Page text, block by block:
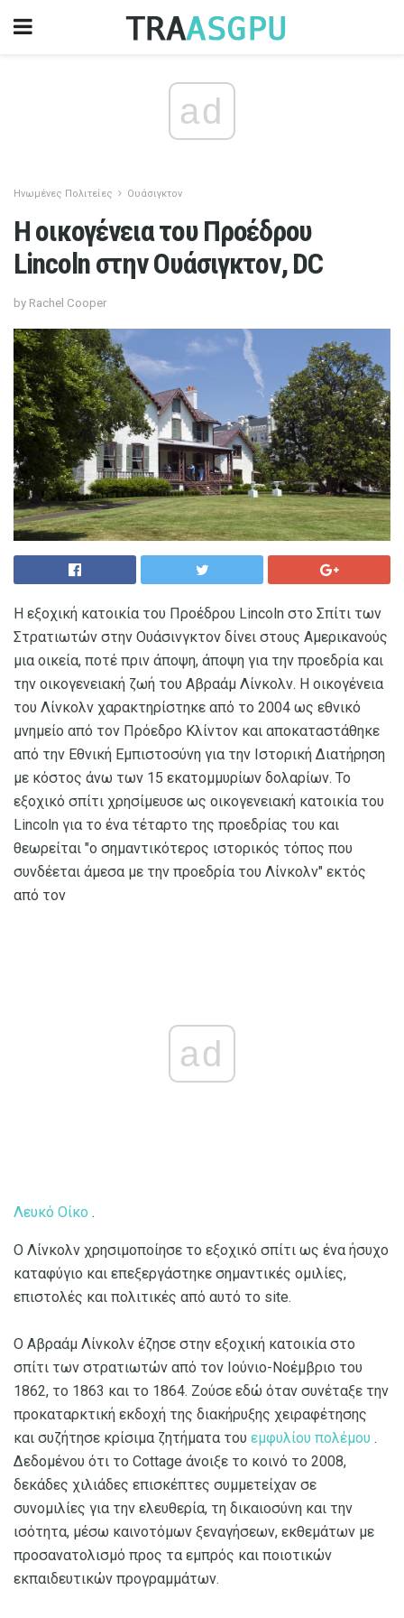
ad
Ηνωμένες Πολιτείες Ουάσιγκτον
Η οικογένεια του Προέδρου
Lincoln στην Ουάσιγκτον, DC
by Rachel Cooper
Η εξοχική κατοικία του Προέδρου Lincoln στο Σπίτι των
Στρατιωτών στην Ουάσινγκτον δίνει στους Αμερικανούς
μια οικεία, ποτέ πριν άποψη, άποψη για την προεδρία και
την οικογενειακή ζωή του Αβραάμ Λίνκολν. Η οικογένεια
του Λίνκολν χαρακτηρίστηκε από το 2004 ως εθνικό
μνημείο από τον Πρόεδρο Κλίντον και αποκαταστάθηκε
από την Εθνική Εμπιστοσύνη για την Ιστορική Διατήρηση
με κόστος άνω των 15 εκατομμυρίων δολαρίων. Το
εξοχικό σπίτι χρησίμευσε ως οικογενειακή κατοικία του
Lincoln για το ένα τέταρτο της προεδρίας του και
θεωρείται "ο σημαντικότερος ιστορικός τόπος που
συνδέεται άμεσα με την προεδρία του Λίνκολν" εκτός
από τον
ad
Λευκό Οίκο .
Ο Λίνκολν χρησιμοποίησε το εξοχικό σπίτι ως ένα ήσυχο
καταφύγιο και επεξεργάστηκε σημαντικές ομιλίες,
επιστολές και πολιτικές από αυτό το site.
Ο Αβραάμ Λίνκολν έζησε στην εξοχική κατοικία στο
σπίτι των στρατιωτών από τον Ιούνιο-Νοέμβριο του
1862, το 1863 και το 1864. Ζούσε εδώ όταν συνέταξε την
προκαταρκτική εκδοχή της διακήρυξης χειραφέτησης
και συζήτησε κρίσιμα ζητήματα του εμφυλίου πολέμου .
Δεδομένου ότι το Cottage άνοιξε το κοινό το 2008,
δεκάδες χιλιάδες επισκέπτες συμμετείχαν σε
συνομιλίες για την ελευθερία, τη δικαιοσύνη και την
ισότητα, μέσω καινοτόμων ξεναγήσεων, εκθεμάτων με
προσανατολισμό προς τα εμπρός και ποιοτικών
εκπαιδευτικών προγραμμάτων.